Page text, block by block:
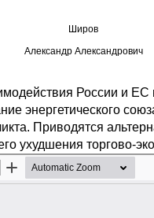
Широв
Александр Александрович
России и ЕС
энергетического
Приводятся
ухудшения торгово-